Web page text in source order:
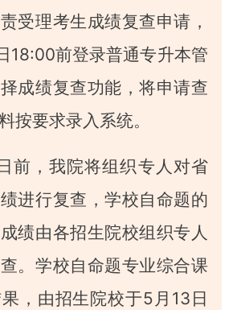
受理考生成绩复查申请，
18:00前登录普通专升本管
成绩复查功能，将申请查
按要求录入系统。
前，我院将组织专人对省
进行复查，学校自命题的
绩由各招生院校组织专人
。学校自命题专业综合课
，由招生院校于5月13日